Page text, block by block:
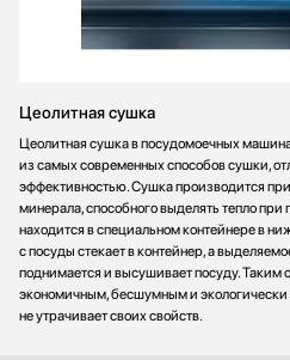
Цеолитная сушка
Цеолитная сушка в посудомоечных
из самых современных способов сушки,
эффективностью. Сушка производится
минерала, способного выделять тепло
находится в специальном контейнере в
с посуды стекает в контейнер, а
поднимается и высушивает посуду. Таким
экономичным, бесшумным и
не утрачивает своих свойств.